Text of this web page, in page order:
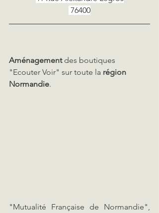
76400
Aménagement des boutiques
"Ecouter Voir" sur toute la région
Normandie.
"Mutualité Française de Normandie",